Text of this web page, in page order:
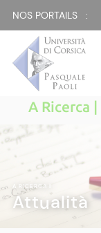
NOS PORTAILS :
A Ricerca |
A RICERCA
Attualità